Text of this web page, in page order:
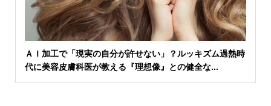
ＡＩ加工で「現実の自分が許せない」？ルッキズム過熱時
代に美容皮膚科医が教える『理想像』との健全な...